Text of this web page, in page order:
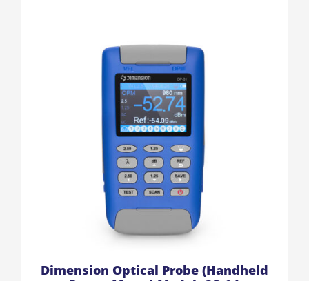
Dimension Optical Probe (Handheld